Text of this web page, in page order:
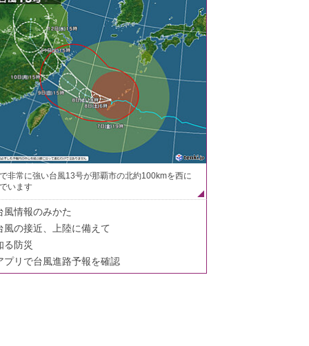
非常に強い台風13号が那覇市の北約100kmを西に
います
風情報のみかた
風の接近、上陸に備えて
る防災
プリで台風進路予報を確認